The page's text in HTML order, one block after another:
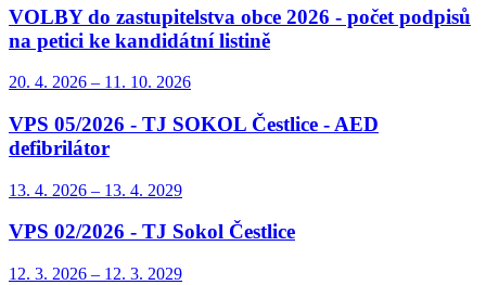
VOLBY do zastupitelstva obce 2026 - počet podpisů
na petici ke kandidátní listině
20. 4. 2026 – 11. 10. 2026
VPS 05/2026 - TJ SOKOL Čestlice - AED
defibrilátor
13. 4. 2026 – 13. 4. 2029
VPS 02/2026 - TJ Sokol Čestlice
12. 3. 2026 – 12. 3. 2029